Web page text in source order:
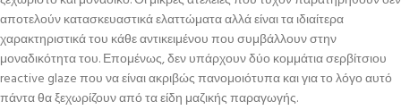
αποτελούν κατασκευαστικά ελαττώματα αλλά είναι τα ιδιαίτερα
χαρακτηριστικά του κάθε αντικειμένου που συμβάλλουν στην
μοναδικότητα του. Επομένως, δεν υπάρχουν δύο κομμάτια σερβίτσιου
reactive glaze που να είναι ακριβώς πανομοιότυπα και για το λόγο αυτό
πάντα θα ξεχωρίζουν από τα είδη μαζικής παραγωγής.